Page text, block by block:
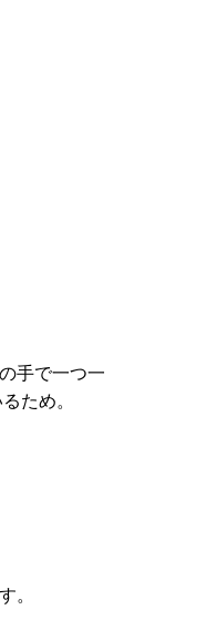
手で一つ一
るため。
。